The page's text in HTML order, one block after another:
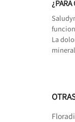
¿PARA
La